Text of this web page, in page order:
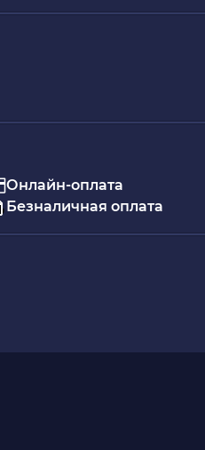
Онлайн-оплата
Безналичная оплата